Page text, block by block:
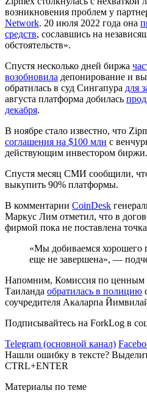
возникновения проблем у
Network. 20 июля 2022 года она
средств, сославшись на
обстоятельств».
Спустя несколько дней биржа
возобновила депонирование и
обратилась в суд Сингапура для
августа платформа добилась
декабря.
В ноябре стало известно, что
соглашения на $100 млн с
действующим инвестором биржи.
Спустя месяц СМИ сообщили,
выкупить 90% платформы.
В комментарии CoinDesk
Маркус Лим отметил, что в
фирмой пока не поставлена
«Мы добиваемся хорошего
еще не завершена», —
Напомним, Комиссия по ценным
Таиланда обратилась в полицию
соучредителя Акаларпа
Подписывайтесь на ForkLog в
Telegram (основной канал)
Нашли ошибку в тексте?
CTRL+ENTER
Материалы по теме